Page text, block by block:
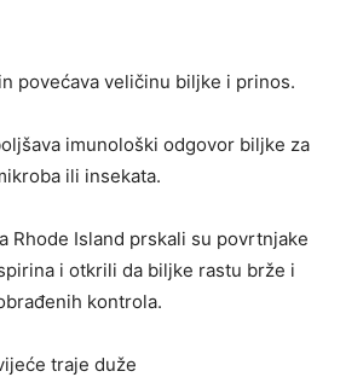
povećava veličinu biljke i prinos.
imunološki odgovor biljke za
ili insekata.
Rhode Island prskali su povrtnjake
i otkrili da biljke rastu brže i
kontrola.
traje duže